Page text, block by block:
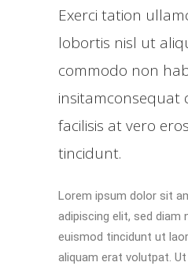
Exerci tation
lobortis nisl ut
commodo non
insitamconsequat
facilisis at vero
tincidunt.
Lorem ipsum dolor sit
adipiscing elit, sed diam
euismod tincidunt ut
aliquam erat volutpat.